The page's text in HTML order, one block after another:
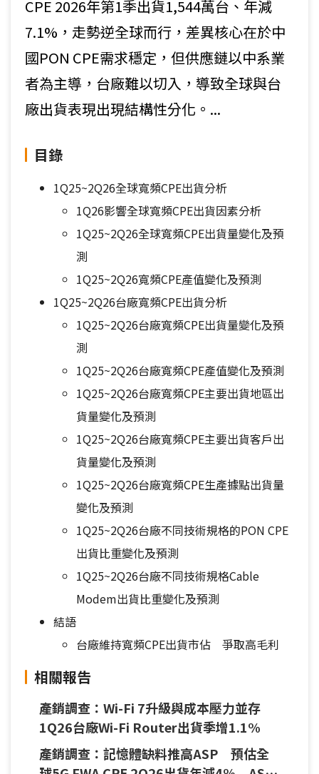
CPE 2026年第1季出貨1,544萬台、年減
7.1%，走勢逆全球而行，差異核心在於中
國PON CPE需求穩定，但供應鏈以中系業
者為主導，台廠難以切入，導致全球與台
廠出貨表現出現結構性分化。...
目錄
1Q25~2Q26全球寬頻CPE出貨分析
1Q26影響全球寬頻CPE出貨因素分析
1Q25~2Q26全球寬頻CPE出貨量變化及預
測
1Q25~2Q26寬頻CPE產值變化及預測
1Q25~2Q26台廠寬頻CPE出貨分析
1Q25~2Q26台廠寬頻CPE出貨量變化及預
測
1Q25~2Q26台廠寬頻CPE產值變化及預測
1Q25~2Q26台廠寬頻CPE主要出貨地區出
貨量變化及預測
1Q25~2Q26台廠寬頻CPE主要出貨客戶出
貨量變化及預測
1Q25~2Q26台廠寬頻CPE生產據點出貨量
變化及預測
1Q25~2Q26台廠不同技術規格的PON CPE
出貨比重變化及預測
1Q25~2Q26台廠不同技術規格Cable
Modem出貨比重變化及預測
結語
台廠維持寬頻CPE出貨市佔 爭取高毛利
相關報告
產銷調查：Wi-Fi 7升級與成本壓力並存
1Q26台廠Wi-Fi Router出貨季增1.1%
產銷調查：記憶體缺料推高ASP 預估全